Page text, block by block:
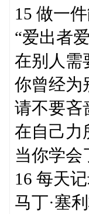
15 做一
“爱出者
在别人需
你曾经为
请不要吝
在自己力
当你学会
16 每天
马丁·塞